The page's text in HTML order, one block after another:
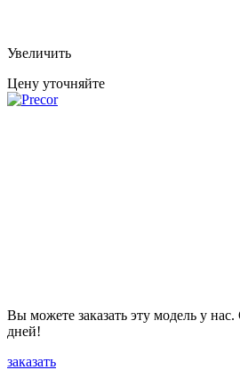
Увеличить
Цену уточняйте
Вы можете заказать эту модель у
дней!
заказать